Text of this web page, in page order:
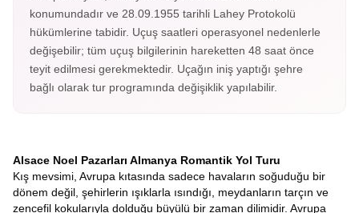
gezebileceksiniz.
konumundadır ve 28.09.1955 tarihli Lahey Protokolü
hükümlerine tabidir. Uçuş saatleri operasyonel nedenlerle
değişebilir; tüm uçuş bilgilerinin hareketten 48 saat önce
teyit edilmesi gerekmektedir. Uçağın iniş yaptığı şehre
bağlı olarak tur programında değişiklik yapılabilir.
Alsace Noel Pazarları Almanya Romantik Yol Turu
Kış mevsimi, Avrupa kıtasında sadece havaların soğuduğu bir
dönem değil, şehirlerin ışıklarla ısındığı, meydanların tarçın ve
zencefil kokularıyla dolduğu büyülü bir zaman dilimidir. Avrupa